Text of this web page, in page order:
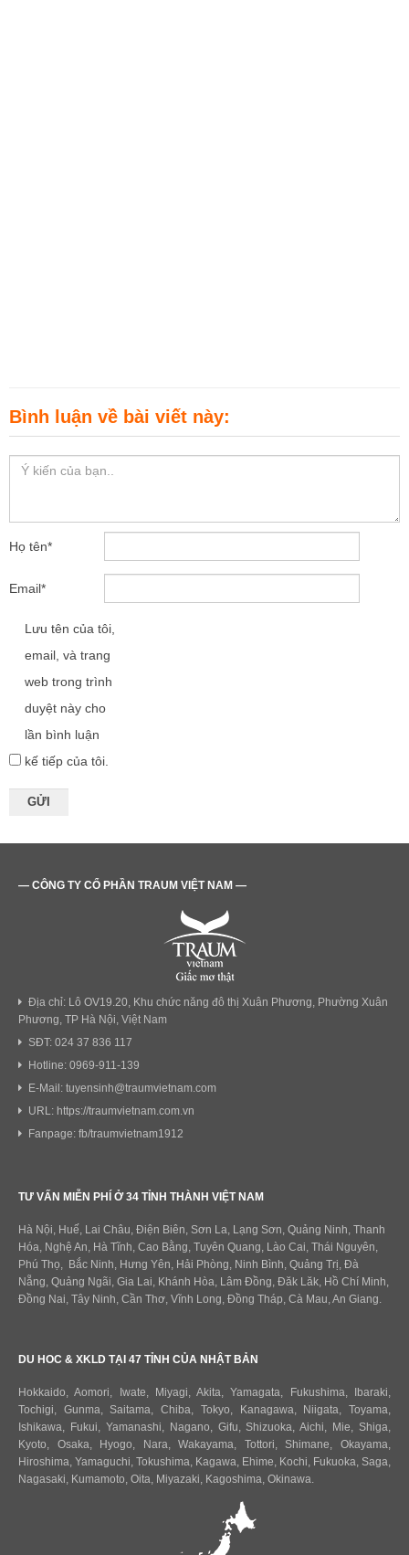
Bình luận về bài viết này:
Họ tên*
Email*
Lưu tên của tôi,
email, và trang
web trong trình
duyệt này cho
lần bình luận
kế tiếp của tôi.
— CÔNG TY CỔ PHẦN TRAUM VIỆT NAM —
Địa chỉ: Lô OV19.20, Khu chức năng đô thị Xuân Phương, Phường Xuân
Phương, TP Hà Nội, Việt Nam
SĐT: 024 37 836 117
Hotline: 0969-911-139
E-Mail: tuyensinh@traumvietnam.com
URL: https://traumvietnam.com.vn
Fanpage: fb/traumvietnam1912
TƯ VẤN MIỄN PHÍ Ở 34 TỈNH THÀNH VIỆT NAM
Hà Nội, Huế, Lai Châu, Điện Biên, Sơn La, Lạng Sơn, Quảng Ninh, Thanh
Hóa, Nghệ An, Hà Tĩnh, Cao Bằng, Tuyên Quang, Lào Cai, Thái Nguyên,
Phú Thọ, Bắc Ninh, Hưng Yên, Hải Phòng, Ninh Bình, Quảng Trị, Đà
Nẵng, Quảng Ngãi, Gia Lai, Khánh Hòa, Lâm Đồng, Đăk Lăk, Hồ Chí Minh,
Đồng Nai, Tây Ninh, Cần Thơ, Vĩnh Long, Đồng Tháp, Cà Mau, An Giang.
DU HOC & XKLD TẠI 47 TỈNH CỦA NHẬT BẢN
Hokkaido,Aomori, Iwate, Miyagi,Akita,Yamagata, Fukushima, Ibaraki,
Tochigi, Gunma, Saitama,Chiba, Tokyo, Kanagawa, Niigata,Toyama,
Ishikawa, Fukui, Yamanashi, Nagano, Gifu, Shizuoka,Aichi, Mie, Shiga,
Kyoto, Osaka, Hyogo, Nara,Wakayama, Tottori, Shimane,Okayama,
Hiroshima, Yamaguchi, Tokushima, Kagawa, Ehime, Kochi, Fukuoka, Saga,
Nagasaki, Kumamoto, Oita, Miyazaki, Kagoshima, Okinawa.